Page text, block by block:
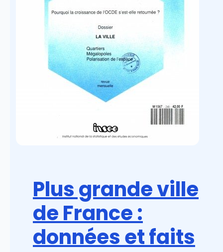
Plus grande ville
de France :
données et faits